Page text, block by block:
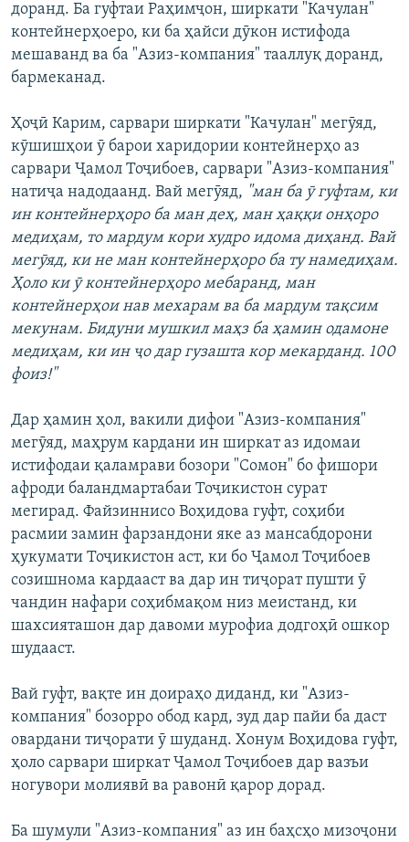
доранд. Ба гуфтаи Раҳимҷон, ширкати "Качулан"
контейнерҳоеро, ки ба ҳайси дӯкон истифода
мешаванд ва ба "Азиз-компания" тааллуқ доранд,
бармеканад.
Ҳоҷӣ Карим, сарвари ширкати "Качулан" мегӯяд,
кӯшишҳои ӯ барои харидории контейнерҳо аз
сарвари Ҷамол Тоҷибоев, сарвари "Азиз-компания"
натиҷа надодаанд. Вай мегӯяд, "ман ба ӯ гуфтам, ки
ин контейнерҳоро ба ман деҳ, ман ҳаққи онҳоро
медиҳам, то мардум кори худро идома диҳанд. Вай
мегӯяд, ки не ман контейнерҳоро ба ту намедиҳам.
Ҳоло ки ӯ контейнерҳоро мебаранд, ман
контейнерҳои нав мехарам ва ба мардум тақсим
мекунам. Бидуни мушкил маҳз ба ҳамин одамоне
медиҳам, ки ин ҷо дар гузашта кор мекарданд. 100
фоиз!"
Дар ҳамин ҳол, вакили дифои "Азиз-компания"
мегӯяд, маҳрум кардани ин ширкат аз идомаи
истифодаи қаламрави бозори "Сомон" бо фишори
афроди баландмартабаи Тоҷикистон сурат
мегирад. Файзиннисо Воҳидова гуфт, соҳиби
расмии замин фарзандони яке аз мансабдорони
ҳукумати Тоҷикистон аст, ки бо Ҷамол Тоҷибоев
созишнома кардааст ва дар ин тиҷорат пушти ӯ
чандин нафари соҳибмақом низ меистанд, ки
шахсияташон дар давоми мурофиа додгоҳӣ ошкор
шудааст.
Вай гуфт, вақте ин доираҳо диданд, ки "Азиз-
компания" бозорро обод кард, зуд дар пайи ба даст
овардани тиҷорати ӯ шуданд. Хонум Воҳидова гуфт,
ҳоло сарвари ширкат Ҷамол Тоҷибоев дар вазъи
ногувори молиявӣ ва равонӣ қарор дорад.
Ба шумули "Азиз-компания" аз ин баҳсҳо мизоҷони